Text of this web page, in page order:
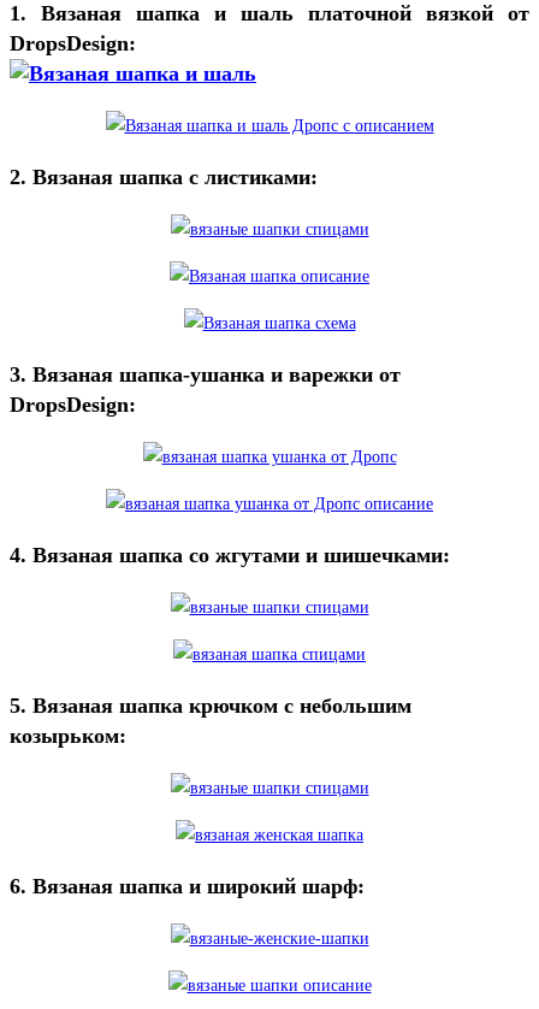
1. Вязаная шапка и шаль платочной вязкой от
DropsDesign:
2. Вязаная шапка с листиками:
3. Вязаная шапка-ушанка и варежки от
DropsDesign:
4. Вязаная шапка со жгутами и шишечками:
5. Вязаная шапка крючком с небольшим
козырьком:
6. Вязаная шапка и широкий шарф: